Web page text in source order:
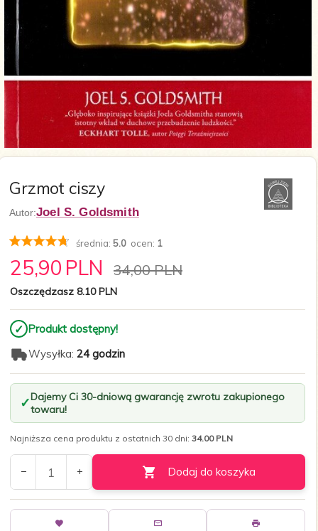
Grzmot ciszy
Autor:Joel S. Goldsmith
średnia: 5.0 ocen: 1
25,90 PLN 34,00 PLN
Oszczędzasz 8.10 PLN
✓ Produkt dostępny!
Wysyłka: 24 godzin
Dajemy Ci 30-dniową gwarancję zwrotu zakupionego
towaru!
Najniższa cena produktu z ostatnich 30 dni: 34.00 PLN
Dodaj do koszyka